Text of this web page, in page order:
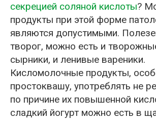
секрецией соляной кислоты?
продукты при этой форме
являются допустимыми.
творог, можно есть и
сырники, и ленивые вареники.
Кисломолочные продукты,
простоквашу, употреблять не
по причине их повышенной
сладкий йогурт можно есть в